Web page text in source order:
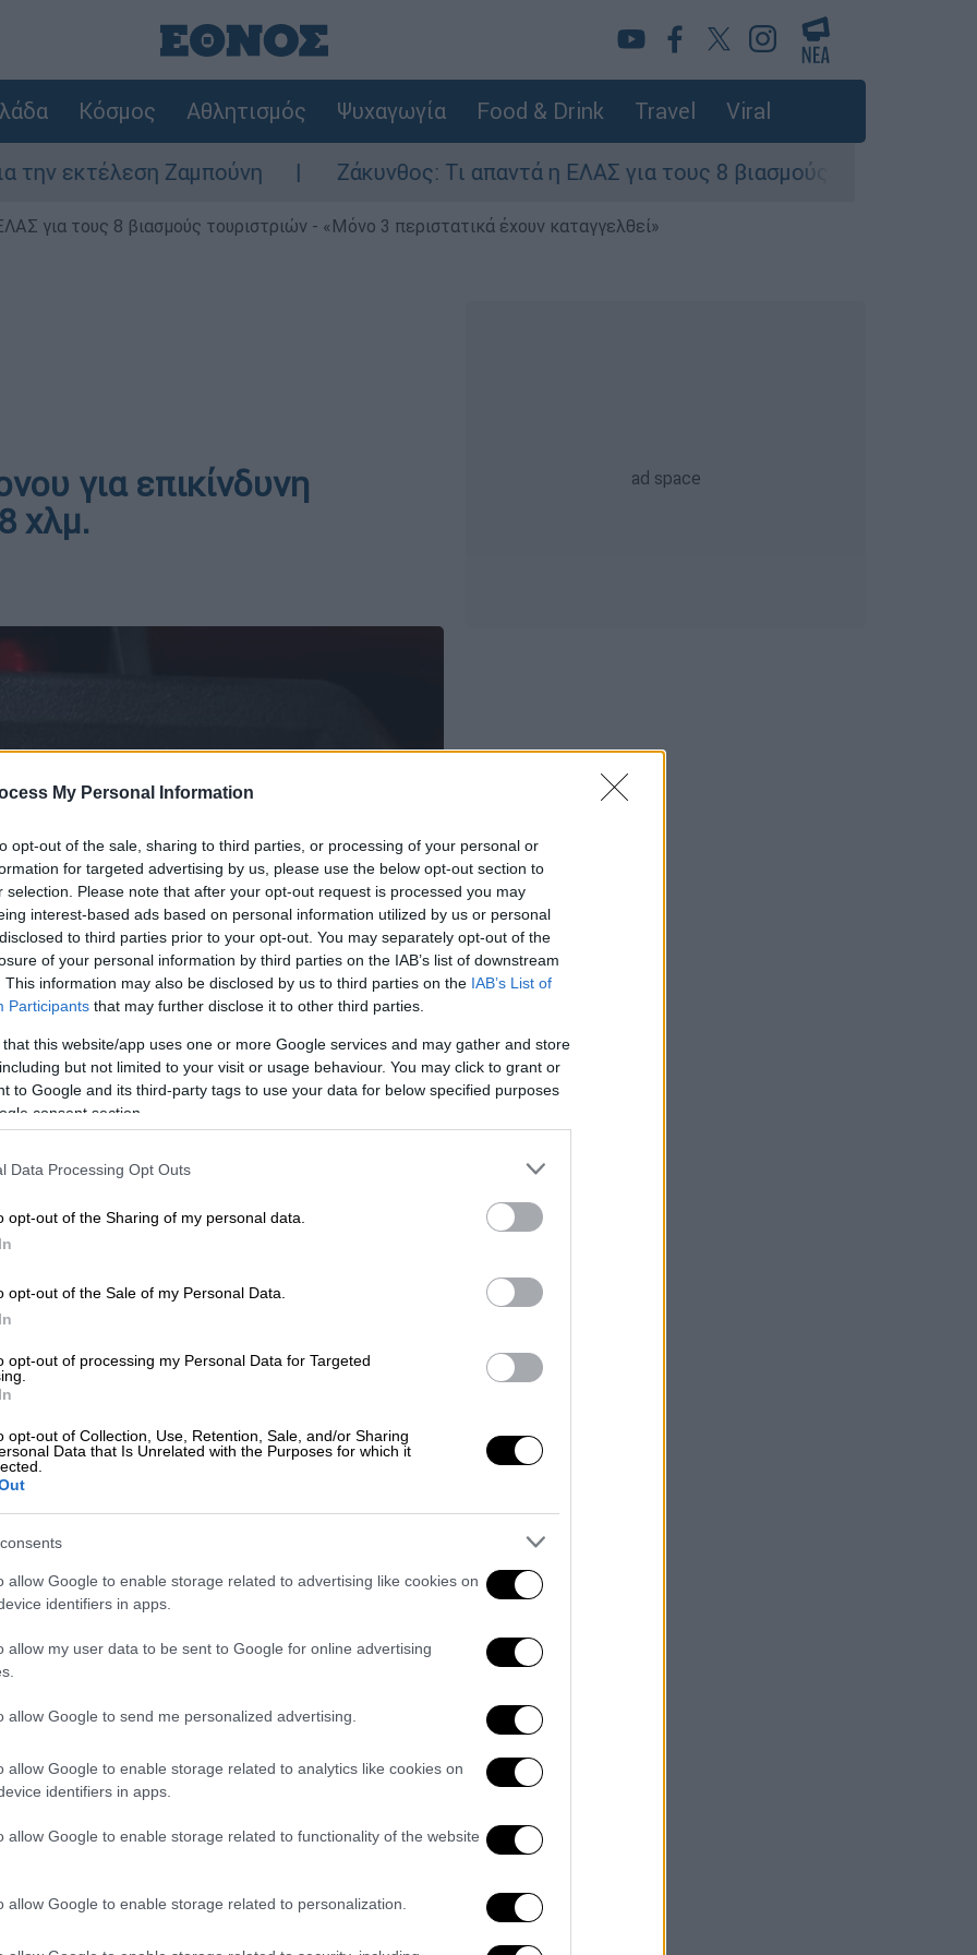
My Personal Information
opt-out of the sale, sharing to third parties, or processing of your personal or
for targeted advertising by us, please use the below opt-out section to
selection. Please note that after your opt-out request is processed you may
interest-based ads based on personal information utilized by us or personal
to third parties prior to your opt-out. You may separately opt-out of the
of your personal information by third parties on the IAB’s list of downstream
This information may also be disclosed by us to third parties on the IAB’s List of
Participants that may further disclose it to other third parties.
that this website/app uses one or more Google services and may gather and store
but not limited to your visit or usage behaviour. You may click to grant or
to Google and its third-party tags to use your data for below specified purposes
consent section.
Data Processing Opt Outs
opt-out of the Sharing of my personal data.
opt-out of the Sale of my Personal Data.
opt-out of processing my Personal Data for Targeted
opt-out of Collection, Use, Retention, Sale, and/or Sharing
Data that Is Unrelated with the Purposes for which it
allow Google to enable storage related to advertising like cookies on
identifiers in apps.
allow my user data to be sent to Google for online advertising
allow Google to send me personalized advertising.
allow Google to enable storage related to analytics like cookies on
identifiers in apps.
allow Google to enable storage related to functionality of the website
allow Google to enable storage related to personalization.
Κόσμος Αθλητισμός Ψυχαγωγία Food & Drink Travel Viral
Ζαμπούνη Ζάκυνθος: Τι απαντά η ΕΛΑΣ για τους 8 βιασμούς τουριστριών - «Μόνο
για τους 8 βιασμούς τουριστριών - «Μόνο 3 περιστατικά έχουν καταγγελθεί»
για επικίνδυνη
χλμ.
το ΕΘΝΟΣ στη Google
οι αστυνομικές Αρχές, στην
στο ύψος της
πως απήγαγε, χτύπησε και
έτρεχε με ιλιγγιώδη ταχύτητα που
όριο να φτάνει τα 130 χλμ./ ώρα. Ο
οδήγηση.
ο οποίος κινούνταν με 208χλμ/ώρα
Ν.Ε.Ο. Αθηνών – Λαμίας στο ύψος της
& Πρόληψης Τροχαίων Ατυχημάτων
συνελήφθη 42χρονος ημεδαπός, ο
της 26-9-2025 επί της Ν.Ε.Ο. Αθηνών
κινείται με ταχύτητα 208 χλμ/ώρα.